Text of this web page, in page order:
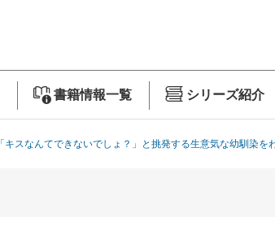
書籍情報一覧 シリーズ紹介
「キスなんてできないでしょ？」と挑発する生意気な幼馴染